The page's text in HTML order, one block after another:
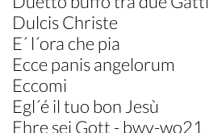
Dulcis Christe
E´ l´ora che pia
Ecce panis angelorum
Eccomi
Egl´é il tuo bon Jesù
Ehre sei Gott - bwv-wo21